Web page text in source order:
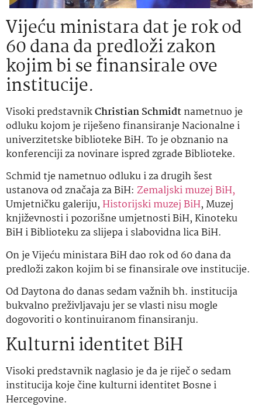
Vijeću ministara dat je rok od
60 dana da predloži zakon
kojim bi se finansirale ove
institucije.
Visoki predstavnikChristian Schmidtnametnuo je
odluku kojom je riješeno finansiranje Nacionalne i
univerzitetske biblioteke BiH. To je obznanio na
konferenciji za novinare ispred zgrade Biblioteke.
Schmid tje nametnuo odluku i za drugih šest
ustanova od značaja za BiH: Zemaljski muzej BiH,
Umjetničku galeriju, Historijski muzej BiH, Muzej
književnosti i pozorišne umjetnosti BiH, Kinoteku
BiH i Biblioteku za slijepa i slabovidna lica BiH.
On je Vijeću ministara BiH dao rok od 60 dana da
predloži zakon kojim bi se finansirale ove institucije.
Od Daytona do danas sedam važnih bh. institucija
bukvalno preživljavaju jer se vlasti nisu mogle
dogovoriti o kontinuiranom finansiranju.
Kulturni identitet BiH
Visoki predstavnik naglasio je da je riječ o sedam
institucija koje čine kulturni identitet Bosne i
Hercegovine.